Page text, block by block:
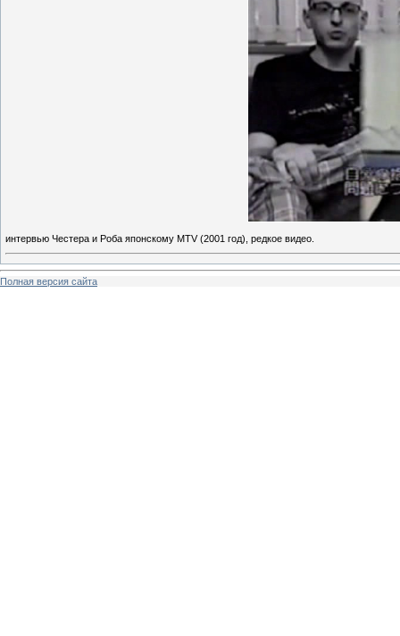
интервью Честера и Роба японскому MTV (2001 год), редкое видео.
Полная версия сайта